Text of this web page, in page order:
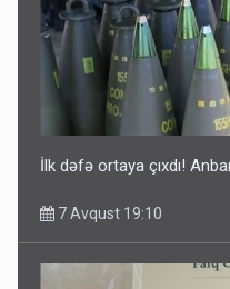
İlk dəfə ortaya çıxdı!
7 Avqust 19:10